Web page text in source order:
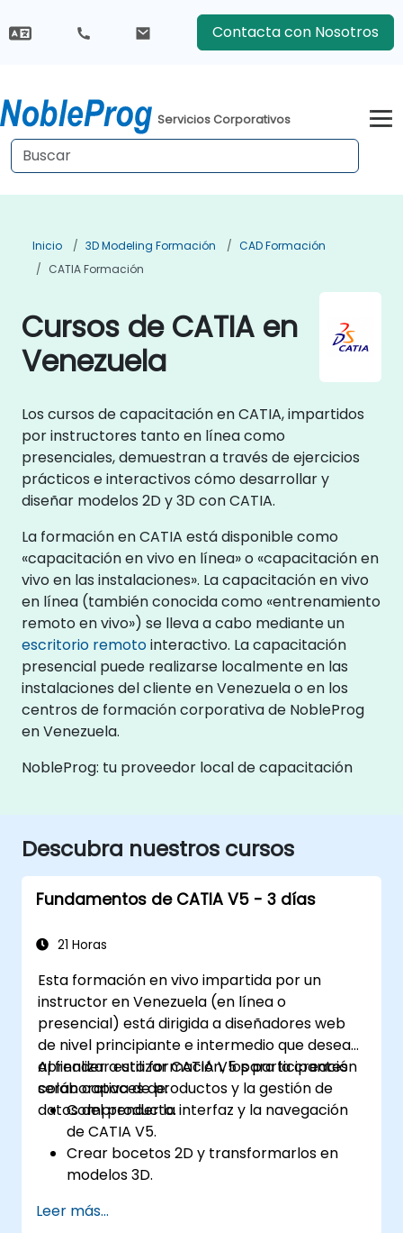
Contacta con Nosotros
Servicios Corporativos
Inicio 3D Modeling Formación
CAD Formación
CATIA Formación
Cursos de CATIA en
Venezuela
Los cursos de capacitación en CATIA, impartidos
por instructores tanto en línea como
presenciales, demuestran a través de ejercicios
prácticos e interactivos cómo desarrollar y
diseñar modelos 2D y 3D con CATIA.
La formación en CATIA está disponible como
«capacitación en vivo en línea» o «capacitación en
vivo en las instalaciones». La capacitación en vivo
en línea (también conocida como «entrenamiento
remoto en vivo») se lleva a cabo mediante un
escritorio remotointeractivo. La capacitación
presencial puede realizarse localmente en las
instalaciones del cliente en Venezuela o en los
centros de formación corporativa de NobleProg
en Venezuela.
NobleProg: tu proveedor local de capacitación
Descubra nuestros cursos
Fundamentos de CATIA V5 - 3 días
21 Horas
Esta formación en vivo impartida por un
instructor en Venezuela (en línea o
presencial) está dirigida a diseñadores web
de nivel principiante e intermedio que desean
aprender a utilizar CATIA V5 para la creación
colaborativa de productos y la gestión de
datos del producto.
Al finalizar esta formación, los participantes
serán capaces de:
Comprender la interfaz y la navegación
de CATIA V5.
Crear bocetos 2D y transformarlos en
modelos 3D.
múltiples componentes.
Leer más...